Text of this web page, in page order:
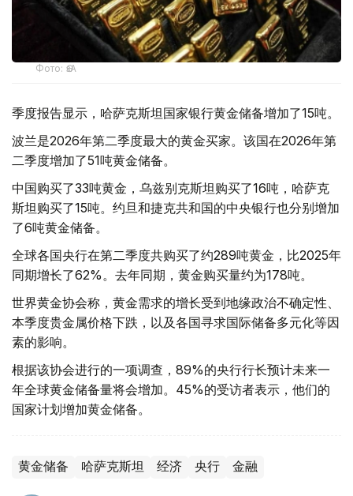
Фото: ӨзА
季度报告显示，哈萨克斯坦国家银行黄金储备增加了15吨。
波兰是2026年第二季度最大的黄金买家。该国在2026年第
二季度增加了51吨黄金储备。
中国购买了33吨黄金，乌兹别克斯坦购买了16吨，哈萨克
斯坦购买了15吨。约旦和捷克共和国的中央银行也分别增加
了6吨黄金储备。
全球各国央行在第二季度共购买了约289吨黄金，比2025年
同期增长了62%。去年同期，黄金购买量约为178吨。
世界黄金协会称，黄金需求的增长受到地缘政治不确定性、
本季度贵金属价格下跌，以及各国寻求国际储备多元化等因
素的影响。
根据该协会进行的一项调查，89%的央行行长预计未来一
年全球黄金储备量将会增加。45%的受访者表示，他们的
国家计划增加黄金储备。
黄金储备 哈萨克斯坦 经济 央行 金融